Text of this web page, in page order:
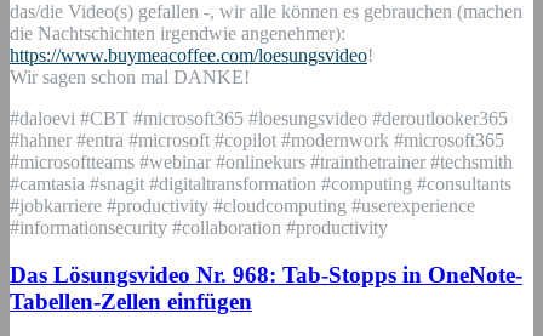
das/die Video(s) gefallen -, wir alle können es gebrauchen (machen
die Nachtschichten irgendwie angenehmer):
https://www.buymeacoffee.com/loesungsvideo!
Wir sagen schon mal DANKE!
#daloevi #CBT #microsoft365 #loesungsvideo #deroutlooker365
#hahner #entra #microsoft #copilot #modernwork #microsoft365
#microsoftteams #webinar #onlinekurs #trainthetrainer #techsmith
#camtasia #snagit #digitaltransformation #computing #consultants
#jobkarriere #productivity #cloudcomputing #userexperience
#informationsecurity #collaboration #productivity
Das Lösungsvideo Nr. 968: Tab-Stopps in OneNote-
Tabellen-Zellen einfügen